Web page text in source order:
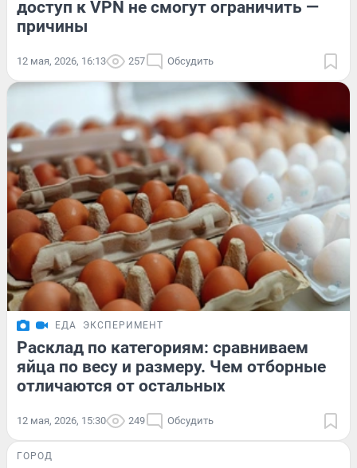
доступ к VPN не смогут ограничить —
причины
12 мая, 2026, 16:13 257 Обсудить
ЕДА ЭКСПЕРИМЕНТ
Расклад по категориям: сравниваем
яйца по весу и размеру. Чем отборные
отличаются от остальных
12 мая, 2026, 15:30 249 Обсудить
ГОРОД